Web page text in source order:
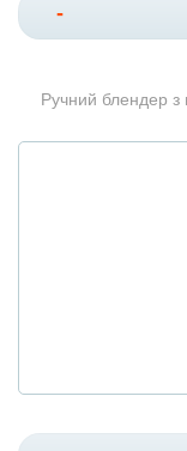
-
Ручний блендер